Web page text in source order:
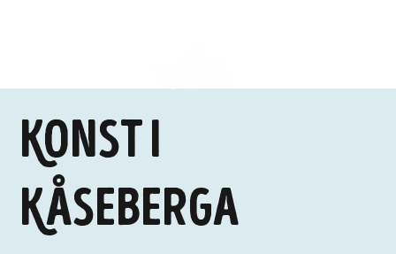
Konst i
Kåseberga